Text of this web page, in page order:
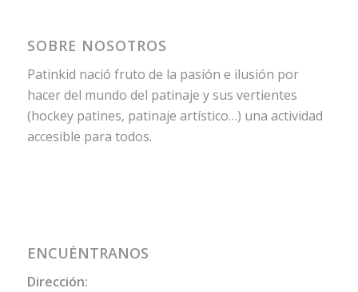
SOBRE NOSOTROS
Patinkid nació fruto de la pasión e ilusión por
hacer del mundo del patinaje y sus vertientes
(hockey patines, patinaje artístico…) una actividad
accesible para todos.
ENCUÉNTRANOS
Dirección: